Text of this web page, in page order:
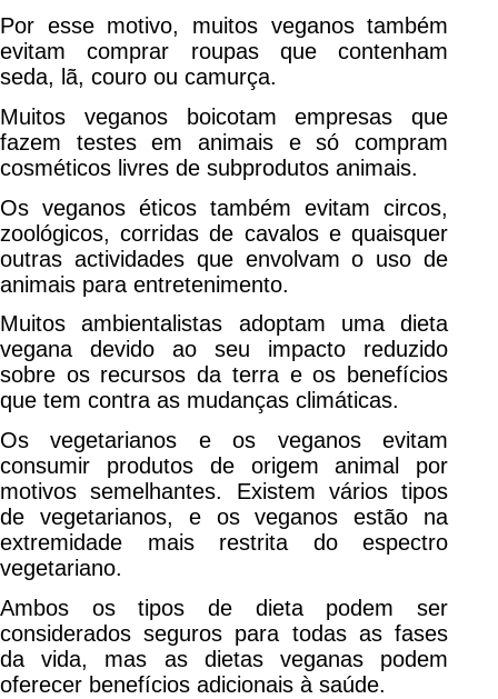
Por esse motivo, muitos veganos também
evitam comprar roupas que contenham
seda, lã, couro ou camurça.
Muitos veganos boicotam empresas que
fazem testes em animais e só compram
cosméticos livres de subprodutos animais.
Os veganos éticos também evitam circos,
zoológicos, corridas de cavalos e quaisquer
outras actividades que envolvam o uso de
animais para entretenimento.
Muitos ambientalistas adoptam uma dieta
vegana devido ao seu impacto reduzido
sobre os recursos da terra e os benefícios
que tem contra as mudanças climáticas.
Os vegetarianos e os veganos evitam
consumir produtos de origem animal por
motivos semelhantes. Existem vários tipos
de vegetarianos, e os veganos estão na
extremidade mais restrita do espectro
vegetariano.
Ambos os tipos de dieta podem ser
considerados seguros para todas as fases
da vida, mas as dietas veganas podem
oferecer benefícios adicionais à saúde.